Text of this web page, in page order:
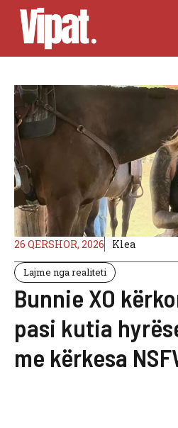
Skip
content
26 QERSHOR, 2026 Klea
Lajme nga realiteti
Bunnie XO
pasi kutia
me kërkesa